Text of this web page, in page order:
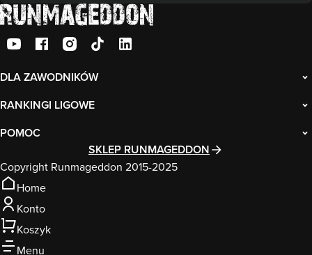
DLA ZAWODNIKÓW
RANKINGI LIGOWE
POMOC
SKLEP RUNMAGEDDON
Copyright Runmageddon 2015-2025
Home
Konto
Koszyk
Menu